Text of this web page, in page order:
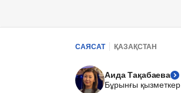
САЯСАТ ҚАЗАҚСТАН
Аида Тақабаева
Бұрынғы қызметкер